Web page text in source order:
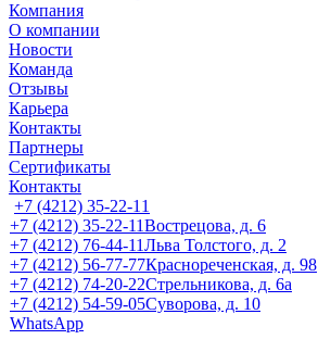
Компания
О компании
Новости
Команда
Отзывы
Карьера
Контакты
Партнеры
Сертификаты
Контакты
+7 (4212) 35-22-11
+7 (4212) 35-22-11Вострецова, д. 6
+7 (4212) 76-44-11Льва Толстого, д. 2
+7 (4212) 56-77-77Краснореченская, д. 98
+7 (4212) 74-20-22Стрельникова, д. 6а
+7 (4212) 54-59-05Суворова, д. 10
WhatsApp